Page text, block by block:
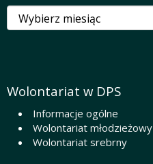
Archiwa
Wolontariat w DPS
Informacje ogólne
Wolontariat młodzieżowy
Wolontariat srebrny